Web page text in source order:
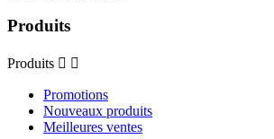
Produits
Produits  
Promotions
Nouveaux produits
Meilleures ventes